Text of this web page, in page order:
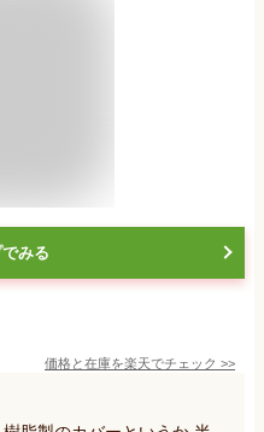
みる
価格と在庫を楽天でチェック >>